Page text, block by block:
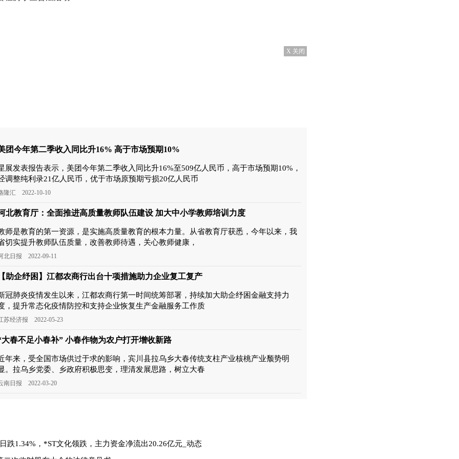
X 关闭
团今年第二季收入同比升16% 高于市场预期10%
展发表报告表示，美团今年第二季收入同比升16%至509亿人民币，高于市场预期10%，
调整纯利录21亿人民币，优于市场原预期亏损20亿人民币
隆汇 2022-10-10
北教育厅：全面推进高质量教师队伍建设 加大中小学教师培训力度
师是教育的第一资源，是实施高质量教育的根本力量。从省教育厅获悉，今年以来，我
切实提升教师队伍质量，改善教师待遇，关心教师健康，
北日报 2022-09-11
助企纾困】江都农商行出台十项措施助力企业复工复产
冠肺炎疫情发生以来，江都农商行第一时间统筹部署，持续加大助企纾困金融支持力
，提升常态化疫情防控和支持企业恢复生产金融服务工作质
苏经济报 2022-05-23
大春不足小春补” 小春作物为农户打开增收新路
年来，受全国市场供过于求的影响，宾川县拉乌乡大春传统支柱产业核桃产业颓势明
。拉乌乡党委、乡政府积极思变，理清发展思路，树立大春
南日报 2022-03-20
跌1.34%，*ST文化领跌，主力资金净流出20.26亿元_动态